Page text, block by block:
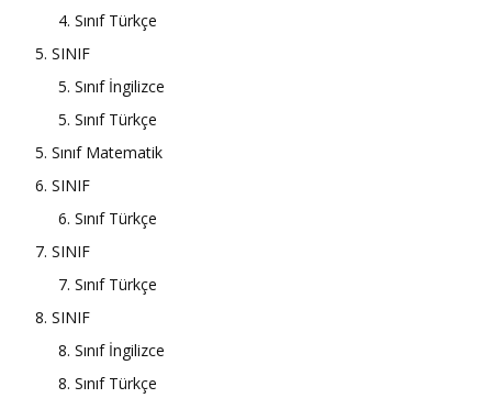
4. Sınıf Türkçe
5. SINIF
5. Sınıf İngilizce
5. Sınıf Türkçe
5. Sınıf Matematik
6. SINIF
6. Sınıf Türkçe
7. SINIF
7. Sınıf Türkçe
8. SINIF
8. Sınıf İngilizce
8. Sınıf Türkçe